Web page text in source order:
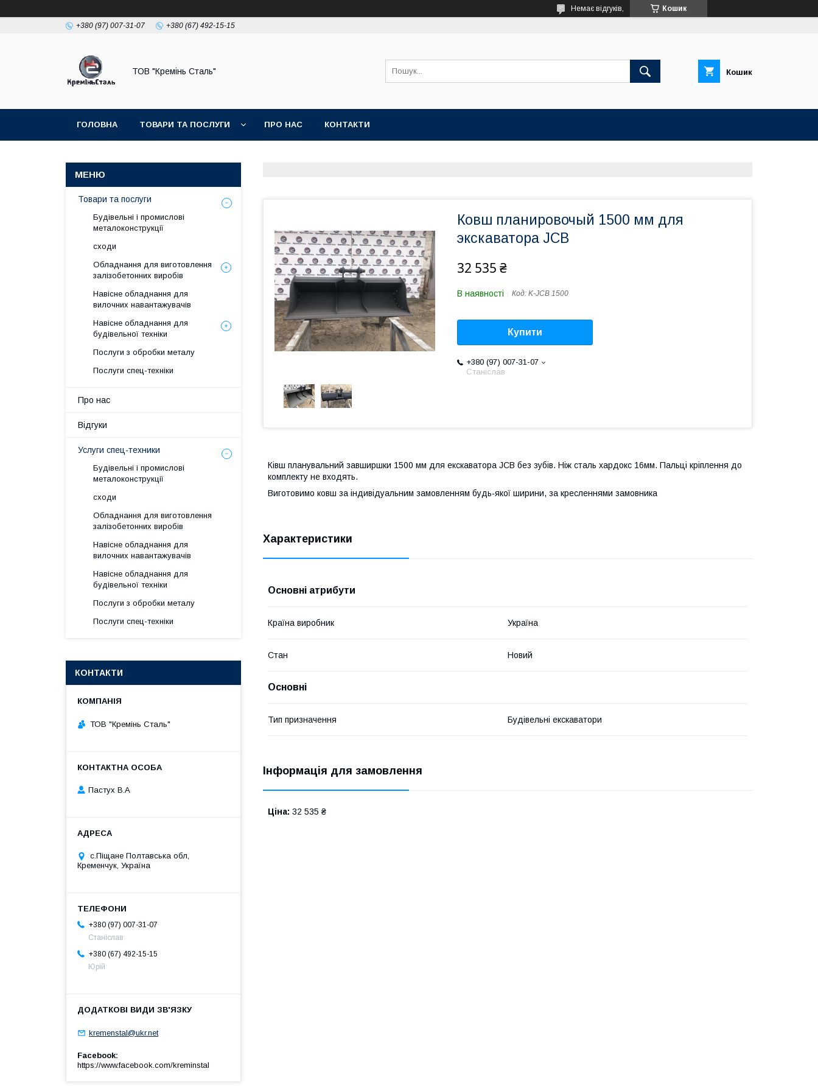
Кошик
Немає відгуків,
+380 (97) 007-31-07 +380 (67) 492-15-15
ТОВ "Кремінь Сталь" Кошик
ГОЛОВНА ТОВАРИ ТА ПОСЛУГИ ПРО НАС КОНТАКТИ
Ковш планировочый 1500 мм для
экскаватора JCB
32 535 ₴
В наявності Код: K-JCB 1500
Купити
+380 (97) 007-31-07
Станіслав
Ківш планувальний завширшки 1500 мм для екскаватора JCB без зубів. Ніж сталь хардокс 16мм. Пальці кріплення до
комплекту не входять.
Виготовимо ковш за індивідуальним замовленням будь-якої ширини, за кресленнями замовника
Характеристики
Основні атрибути
Країна виробник Україна
Стан Новий
Основні
Тип призначення Будівельні екскаватори
Інформація для замовлення
Ціна: 32 535 ₴
Товари та послуги
Будівельні і промислові
металоконструкції
сходи
Обладнання для виготовлення
залізобетонних виробів
Навісне обладнання для
вилочних навантажувачів
Навісне обладнання для
будівельної техніки
Послуги з обробки металу
Послуги спец-техніки
Про нас
Відгуки
Услуги спец-техники
Будівельні і промислові
металоконструкції
сходи
Обладнання для виготовлення
залізобетонних виробів
Навісне обладнання для
вилочних навантажувачів
Навісне обладнання для
будівельної техніки
Послуги з обробки металу
Послуги спец-техніки
КОНТАКТИ
ТОВ "Кремінь Сталь"
Пастух В.А
с.Піщане Полтавська обл,
Кременчук, Україна
+380 (97) 007-31-07
Станіслав
+380 (67) 492-15-15
Юрій
kremenstal@ukr.net
Facebook
https://www.facebook.com/kreminstal